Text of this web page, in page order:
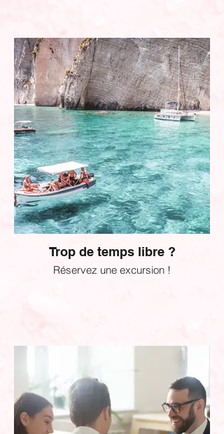
Trop de temps libre ?
Réservez une excursion !